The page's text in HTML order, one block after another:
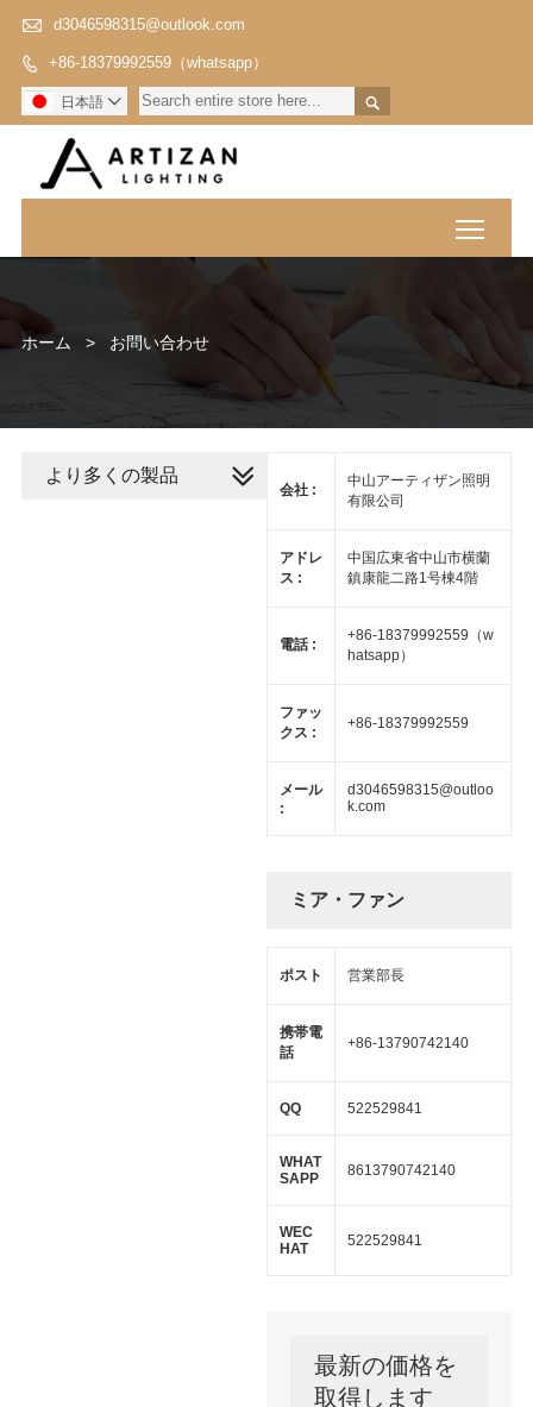
 d3046598315@outlook.com
 +86-18379992559（whatsapp）

日本語 
ホーム > お問い合わせ
会社 :
中山アーティザン照明
有限公司
アドレ
ス :
中国広東省中山市横蘭
鎮康龍二路1号棟4階
電話 :
+86-18379992559（w
hatsapp）
ファッ
クス :
+86-18379992559
メール
:
d3046598315@outloo
k.com
ミア・ファン
ポスト 営業部長
携帯電
話
+86-13790742140
QQ 522529841
WHAT
SAPP
8613790742140
WEC
HAT
522529841
最新の価格を
取得します
より多くの製品